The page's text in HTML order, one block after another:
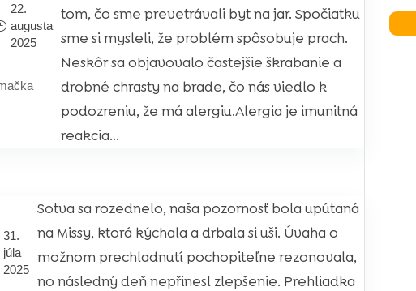
22.
augusta
2025
tom, čo sme prevetrávali byt na jar. Spočiatku
sme si mysleli, že problém spôsobuje prach.
Neskôr sa objavovalo častejšie škrabanie a
drobné chrasty na brade, čo nás viedlo k
podozreniu, že má alergiu.Alergia je imunitná
reakcia...
31.
júla
2025
Sotva sa rozednelo, naša pozornosť bola upútaná
na Missy, ktorá kýchala a drbala si uši. Úvaha o
možnom prechladnutí pochopiteľne rezonovala,
no následný deň nepřinesl zlepšenie. Prehliadka